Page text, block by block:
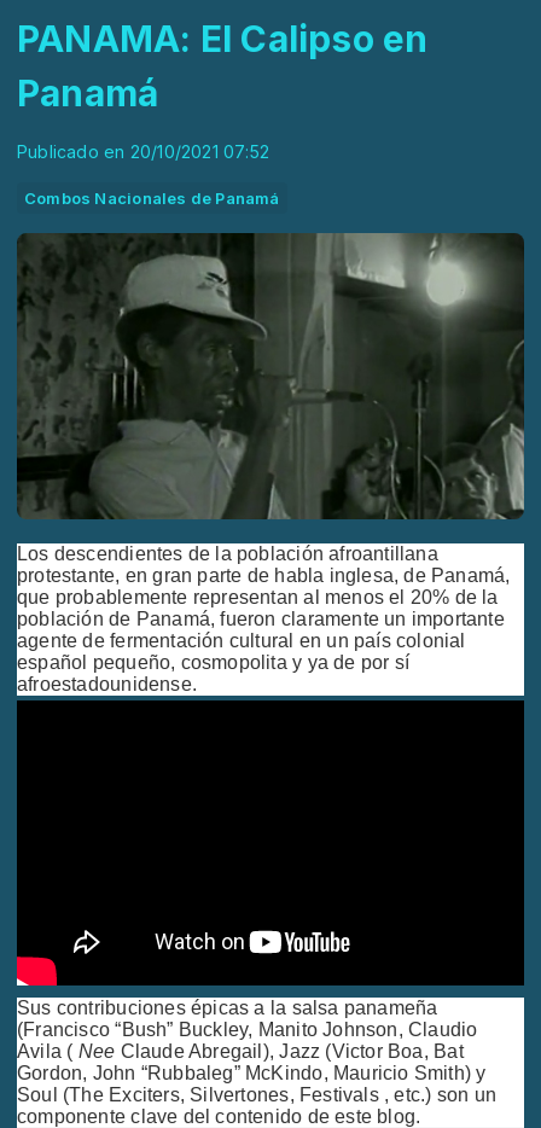
PANAMA: El Calipso en
Panamá
Publicado en 20/10/2021 07:52
Combos Nacionales de Panamá
Los descendientes de la población afroantillana
protestante, en gran parte de habla inglesa, de Panamá,
que probablemente representan al menos el 20% de la
población de Panamá, fueron claramente un importante
agente de fermentación cultural en un país colonial
español pequeño, cosmopolita y ya de por sí
afroestadounidense.
Sus contribuciones épicas a la salsa panameña
(Francisco “Bush” Buckley, Manito Johnson, Claudio
Avila ( Nee Claude Abregail), Jazz (Victor Boa, Bat
Gordon, John “Rubbaleg” McKindo, Mauricio Smith) y
Soul (The Exciters, Silvertones, Festivals , etc.) son un
componente clave del contenido de este blog.